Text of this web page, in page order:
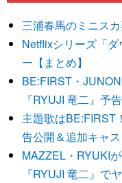
三浦春馬のミニスカ
Netflixシリーズ「
ー【まとめ】
BE:FIRST・
『RYUJI 竜二』予
主題歌はBE:FIRST
告公開＆追加キャ
MAZZEL・RYUKI
『RYUJI 竜二』で